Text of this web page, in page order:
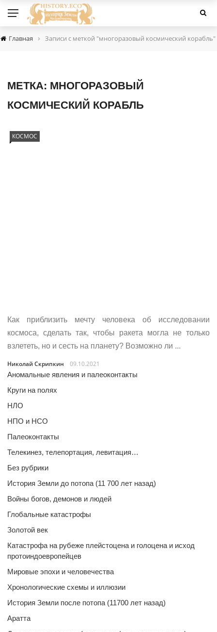
Главная › Записи с меткой "многоразовый космический корабль"
МЕТКА: МНОГОРАЗОВЫЙ
КОСМИЧЕСКИЙ КОРАБЛЬ
КОСМОС
Как приблизить мечту человека об исследовании
космоса, сделать так, чтобы ракета могла не только
взлететь, но и сесть на планету? Возможно ли ...
Николай Скрипкин
09.10.2021
Аномальные явления и палеоконтакты
Круги на полях
НЛО
НПО и НСО
Палеоконтакты
Телекинез, телепортация, левитация…
Без рубрики
История Земли до потопа (11 700 лет назад)
Войны богов, демонов и людей
Глобальные катастрофы
Золотой век
Катастрофа на рубеже плейстоцена и голоцена и исход
протоиндоевропейцев
Мировые эпохи и человечества
Хронологические схемы и иллюзии
История Земли после потопа (11700 лет назад)
Аратта